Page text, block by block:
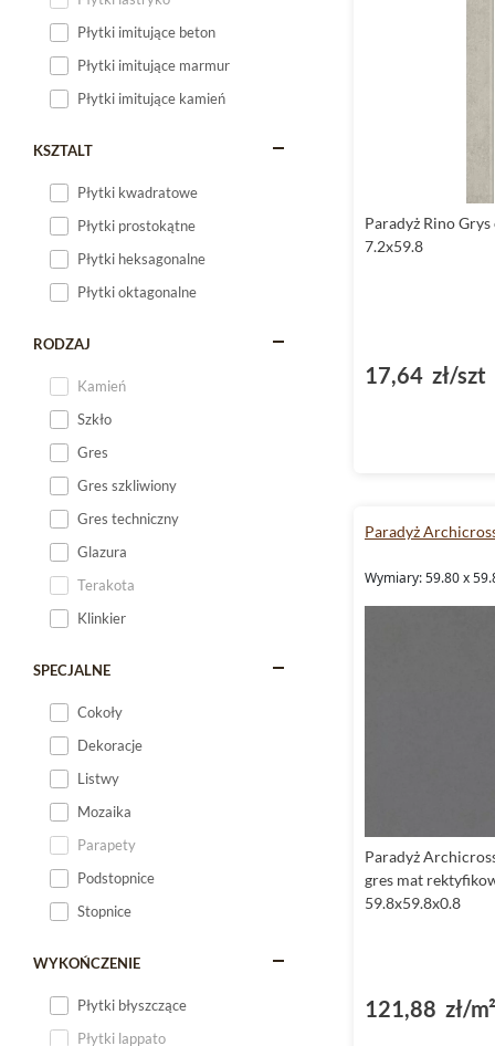
Płytki imitujące beton
Płytki imitujące marmur
Płytki imitujące kamień
KSZTALT
Płytki kwadratowe
Płytki prostokątne
Płytki heksagonalne
Płytki oktagonalne
RODZAJ
Kamień
Szkło
Gres
Gres szkliwiony
Gres techniczny
Glazura
Terakota
Klinkier
SPECJALNE
Cokoły
Dekoracje
Listwy
Mozaika
Parapety
Podstopnice
Stopnice
WYKOŃCZENIE
Płytki błyszczące
Płytki lappato
Paradyż Rino Grys
7.2x59.8
17,64 zł/szt
Paradyż
Wymiary: 59.80 x
Paradyż
gres mat
59.8x59.8x0.8
121,88 zł/m²